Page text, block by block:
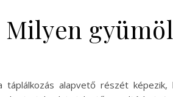
Milyen
táplálkozás alapvető részét képezik,